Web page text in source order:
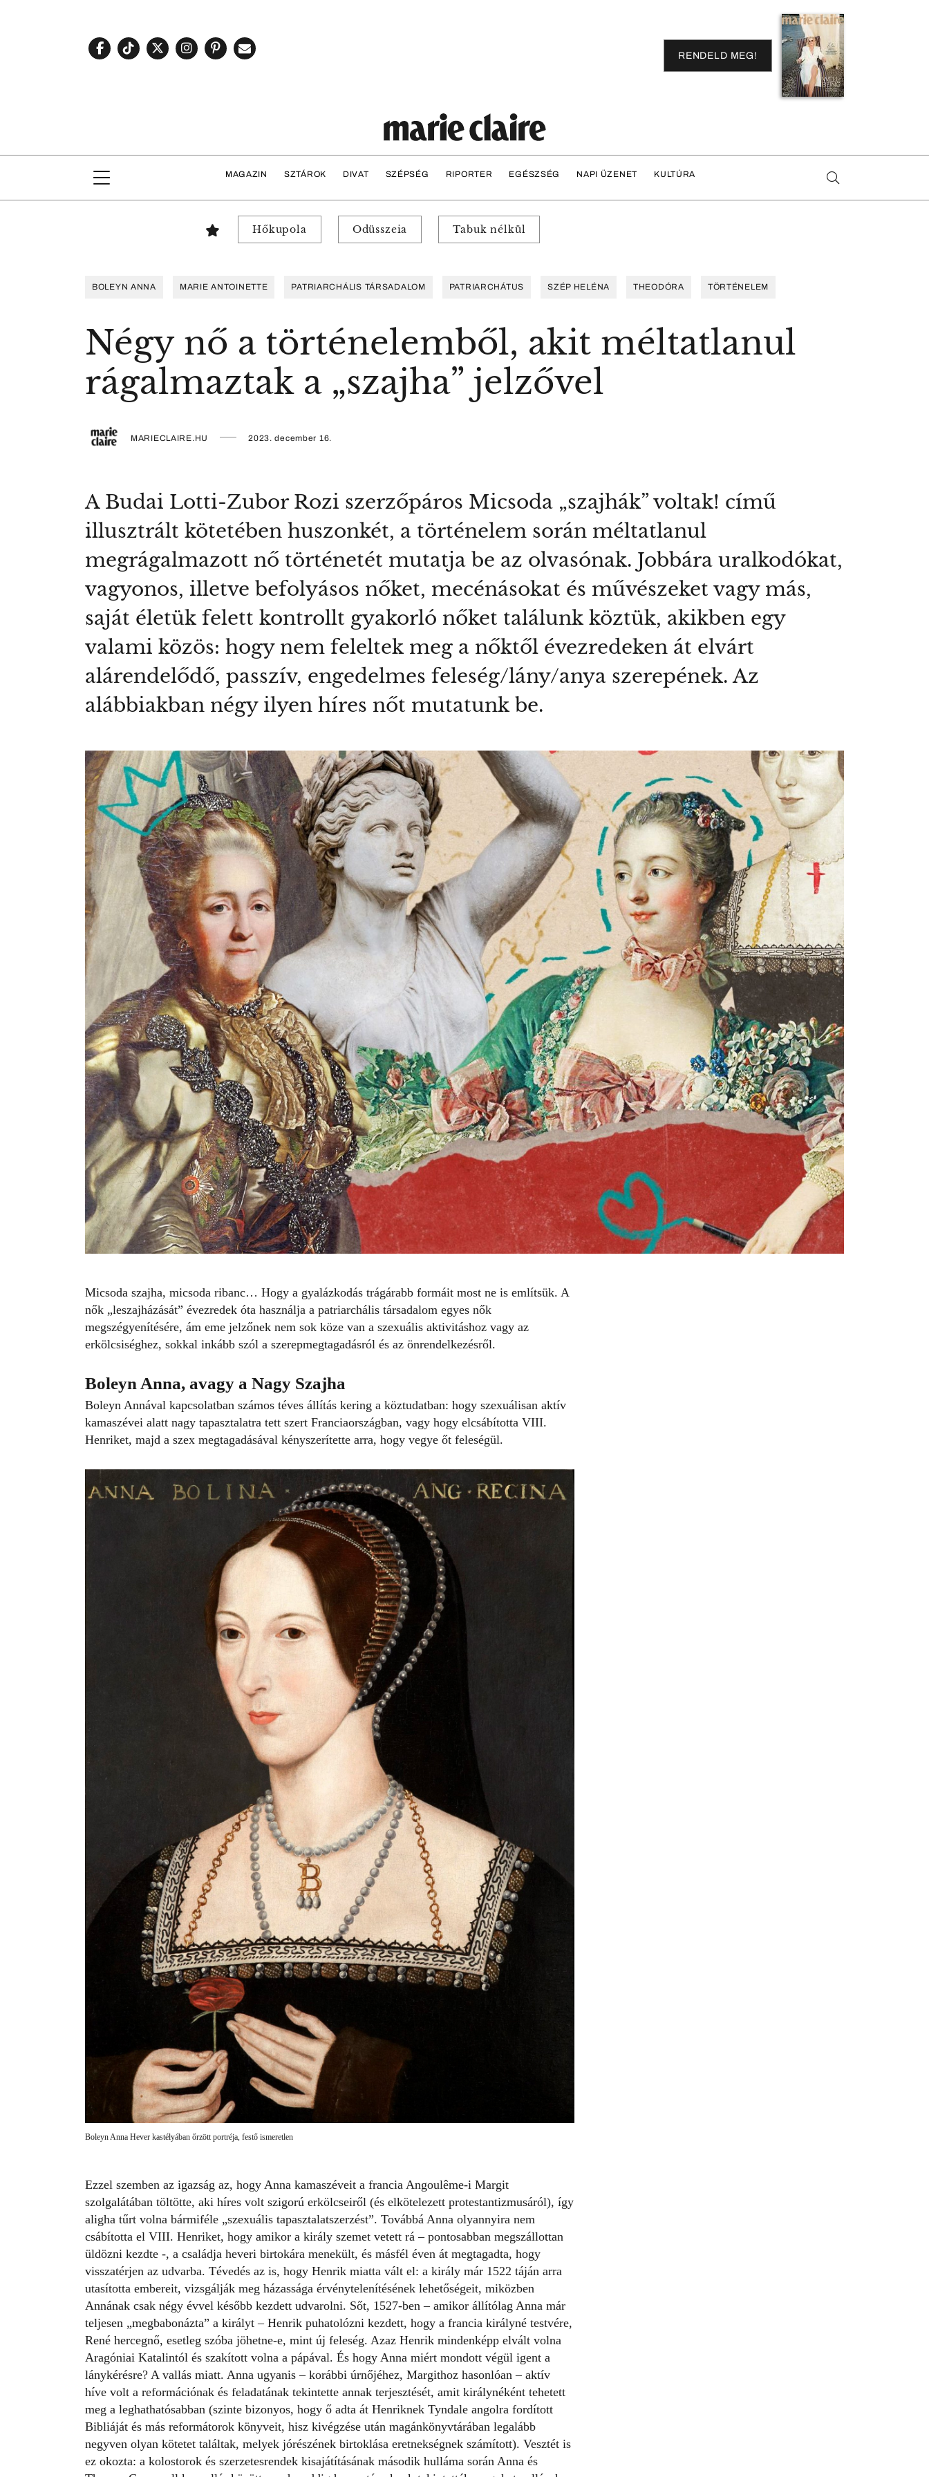
RENDELD MEG!
MAGAZIN SZTÁROK DIVAT SZÉPSÉG RIPORTER EGÉSZSÉG NAPI ÜZENET KULTÚRA
Hőkupola Odüsszeia Tabuk nélkül
BOLEYN ANNA MARIE ANTOINETTE PATRIARCHÁLIS TÁRSADALOM PATRIARCHÁTUS SZÉP HELÉNA THEODÓRA TÖRTÉNELEM
Négy nő a történelemből, akit méltatlanul
rágalmaztak a „szajha” jelzővel
MARIECLAIRE.HU 2023. december 16.
A Budai Lotti-Zubor Rozi szerzőpáros Micsoda „szajhák” voltak! című
illusztrált kötetében huszonkét, a történelem során méltatlanul
megrágalmazott nő történetét mutatja be az olvasónak. Jobbára uralkodókat,
vagyonos, illetve befolyásos nőket, mecénásokat és művészeket vagy más,
saját életük felett kontrollt gyakorló nőket találunk köztük, akikben egy
valami közös: hogy nem feleltek meg a nőktől évezredeken át elvárt
alárendelődő, passzív, engedelmes feleség/lány/anya szerepének. Az
alábbiakban négy ilyen híres nőt mutatunk be.
Micsoda szajha, micsoda ribanc… Hogy a gyalázkodás trágárabb formáit most ne is említsük. A
nők „leszajházását” évezredek óta használja a patriarchális társadalom egyes nők
megszégyenítésére, ám eme jelzőnek nem sok köze van a szexuális aktivitáshoz vagy az
erkölcsiséghez, sokkal inkább szól a szerepmegtagadásról és az önrendelkezésről.
Boleyn Anna, avagy a Nagy Szajha
Boleyn Annával kapcsolatban számos téves állítás kering a köztudatban: hogy szexuálisan aktív
kamaszévei alatt nagy tapasztalatra tett szert Franciaországban, vagy hogy elcsábította VIII.
Henriket, majd a szex megtagadásával kényszerítette arra, hogy vegye őt feleségül.
Boleyn Anna Hever kastélyában őrzött portréja, festő ismeretlen
Ezzel szemben az igazság az, hogy Anna kamaszéveit a francia Angoulême-i Margit
szolgalátában töltötte, aki híres volt szigorú erkölcseiről (és elkötelezett protestantizmusáról), így
aligha tűrt volna bármiféle „szexuális tapasztalatszerzést”. Továbbá Anna olyannyira nem
csábította el VIII. Henriket, hogy amikor a király szemet vetett rá – pontosabban megszállottan
üldözni kezdte -, a családja heveri birtokára menekült, és másfél éven át megtagadta, hogy
visszatérjen az udvarba. Tévedés az is, hogy Henrik miatta vált el: a király már 1522 táján arra
utasította embereit, vizsgálják meg házassága érvénytelenítésének lehetőségeit, miközben
Annának csak négy évvel később kezdett udvarolni. Sőt, 1527-ben – amikor állítólag Anna már
teljesen „megbabonázta” a királyt – Henrik puhatolózni kezdett, hogy a francia királyné testvére,
René hercegnő, esetleg szóba jöhetne-e, mint új feleség. Azaz Henrik mindenképp elvált volna
Aragóniai Katalintól és szakított volna a pápával. És hogy Anna miért mondott végül igent a
lánykérésre? A vallás miatt. Anna ugyanis – korábbi úrnőjéhez, Margithoz hasonlóan – aktív
híve volt a reformációnak és feladatának tekintette annak terjesztését, amit királynéként tehetett
meg a leghathatósabban (szinte bizonyos, hogy ő adta át Henriknek Tyndale angolra fordított
Bibliáját és más reformátorok könyveit, hisz kivégzése után magánkönyvtárában legalább
negyven olyan kötetet találtak, melyek jórészének birtoklása eretnekségnek számított). Vesztét is
ez okozta: a kolostorok és szerzetesrendek kisajátításának második hulláma során Anna és